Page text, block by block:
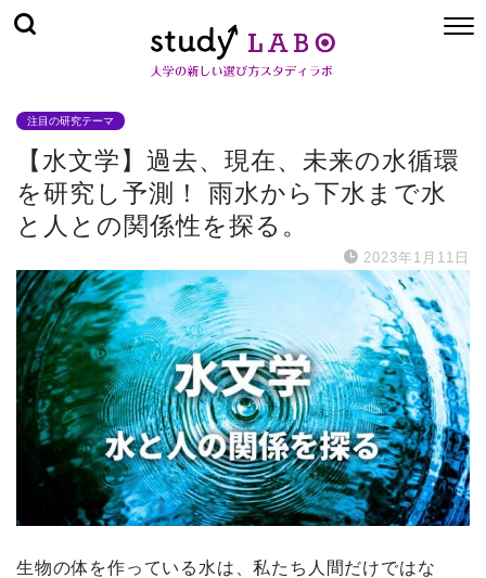
注目の研究テーマ
【水文学】過去、現在、未来の水循環
を研究し予測！ 雨水から下水まで水
と人との関係性を探る。
2023年1月11日
生物の体を作っている水は、私たち人間だけではな